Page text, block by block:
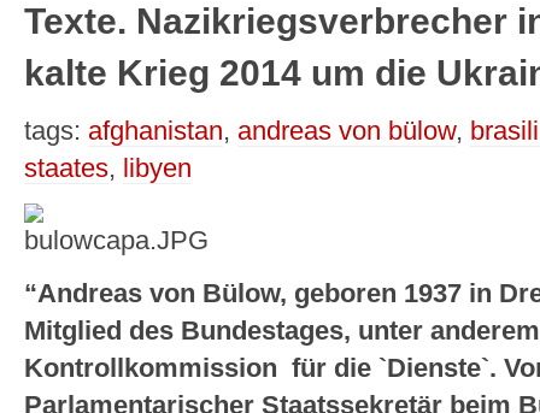
Texte. Nazikriegsverbrecher
kalte Krieg 2014 um die
tags: afghanistan, andreas von bülow,
staates, libyen
“Andreas von Bülow, geboren 1937 in
Mitglied des Bundestages, unter
Kontrollkommission für die `Dienste`.
Parlamentarischer Staatssekretär beim